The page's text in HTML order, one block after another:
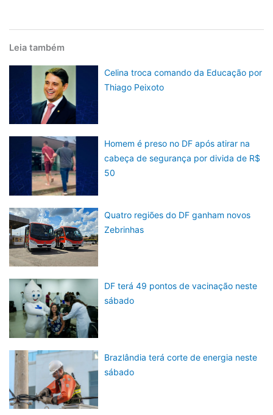
Leia também
Celina troca comando da Educação por
Thiago Peixoto
Homem é preso no DF após atirar na
cabeça de segurança por divida de R$
50
Quatro regiões do DF ganham novos
Zebrinhas
DF terá 49 pontos de vacinação neste
sábado
Brazlândia terá corte de energia neste
sábado